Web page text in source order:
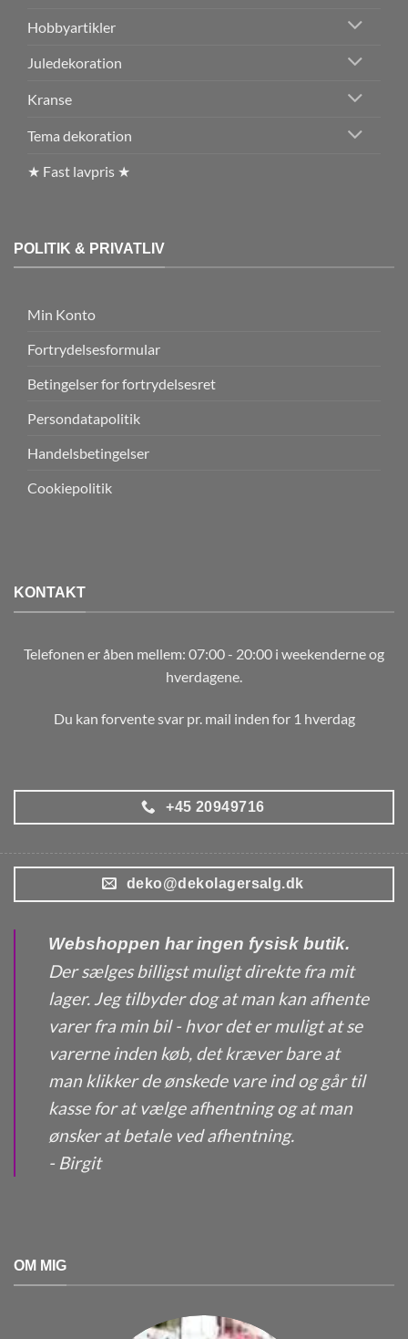
Hobbyartikler
Juledekoration
Kranse
Tema dekoration
★ Fast lavpris ★
POLITIK & PRIVATLIV
Min Konto
Fortrydelsesformular
Betingelser for fortrydelsesret
Persondatapolitik
Handelsbetingelser
Cookiepolitik
KONTAKT
Telefonen er åben mellem: 07:00 - 20:00 i weekenderne og
hverdagene.
Du kan forvente svar pr. mail inden for 1 hverdag
+45 20949716
deko@dekolagersalg.dk
Webshoppen har ingen fysisk butik.
Der sælges billigst muligt direkte fra mit
lager. Jeg tilbyder dog at man kan afhente
varer fra min bil - hvor det er muligt at se
varerne inden køb, det kræver bare at
man klikker de ønskede vare ind og går til
kasse for at vælge afhentning og at man
ønsker at betale ved afhentning.
- Birgit
OM MIG